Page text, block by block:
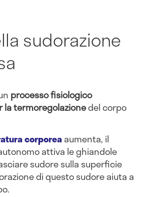
sudorazione
processo fisiologico
termoregolazionedel corpo
corporeaaumenta, il
attiva le ghiandole
sudore sulla superficie
di questo sudore aiuta a